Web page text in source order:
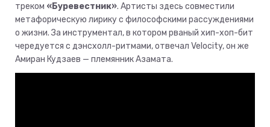
треком «Буревестник». Артисты здесь совместили
метафорическую лирику с философскими рассуждениями
о жизни. За инструментал, в котором рваный хип-хоп-бит
чередуется с дэнсхолл-ритмами, отвечал Velocity, он же
Амиран Кудзаев — племянник Азамата.